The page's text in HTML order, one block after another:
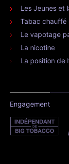
Les Jeunes et
Tabac chauffé
Le vapotage
La nicotine
La position de
Engagement